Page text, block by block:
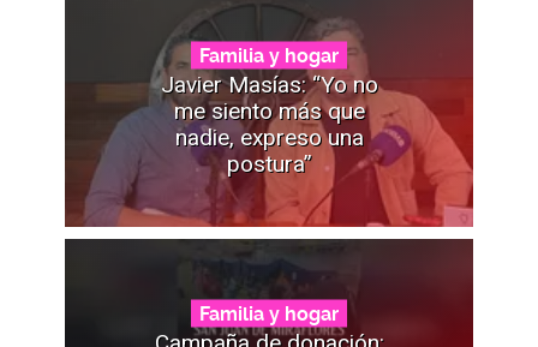
Familia y hogar
Javier Masías: “Yo no
me siento más que
nadie, expreso una
postura”
Familia y hogar